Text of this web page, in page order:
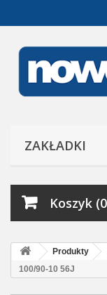
ZAKŁADKI
Koszyk
Produkty
100/90-10 56J